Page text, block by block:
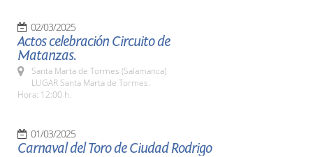
02/03/2025
Actos celebración Circuito de
Matanzas.
Santa Marta de Tormes (Salamanca)
LUGAR Santa Marta de Tormes.
Hora: 12:00 h.
01/03/2025
Carnaval del Toro de Ciudad Rodrigo